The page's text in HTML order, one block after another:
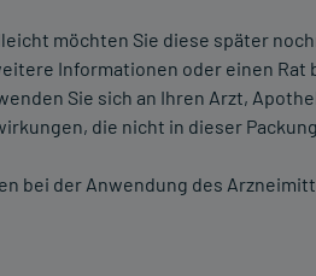
möchten Sie diese später
Informationen oder einen Rat
Sie sich an Ihren Arzt,
die nicht in dieser
bei der Anwendung des